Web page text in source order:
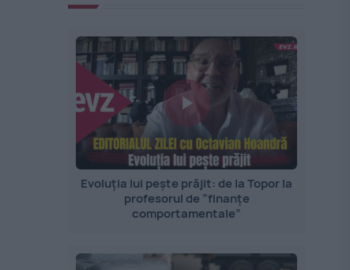
Evoluția lui pește prăjit: de la Topor la
profesorul de ”finanțe
comportamentale”